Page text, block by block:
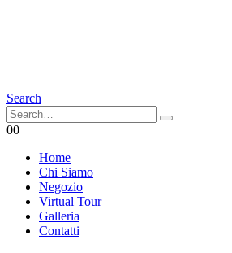
Search
00
Home
Chi Siamo
Negozio
Virtual Tour
Galleria
Contatti